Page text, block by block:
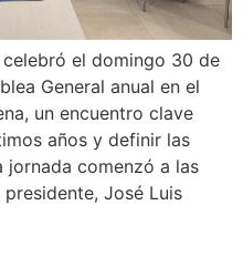
el domingo 30 de
General anual en el
un encuentro clave
años y definir las
jornada comenzó a las
José Luis